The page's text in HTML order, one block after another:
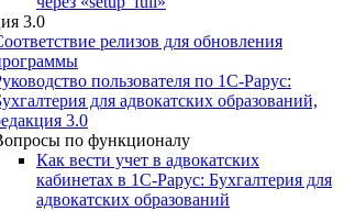
3.0
релизов для обновления
пользователя по 1С-Рарус:
для адвокатских образований,
3.0
по функционалу
Как вести учет в адвокатских
кабинетах в 1С-Рарус: Бухгалтерия для
адвокатских образований